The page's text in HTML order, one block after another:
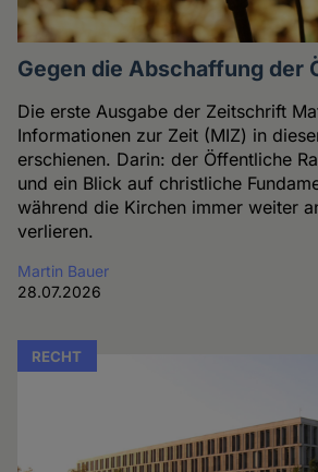
Gegen die Abschaffung der
Die erste Ausgabe der Zeitschrift
Informationen zur Zeit (MIZ) in
erschienen. Darin: der Öffentliche
und ein Blick auf christliche
während die Kirchen immer weiter
verlieren.
Martin Bauer
28.07.2026
RECHT